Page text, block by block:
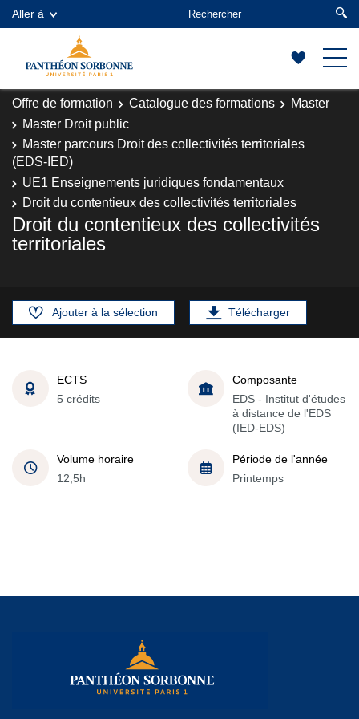
Aller à
Offre de formation Catalogue des formations
Master
Master Droit public
Master parcours Droit des collectivités territoriales
(EDS-IED)
UE1 Enseignements juridiques fondamentaux
Droit du contentieux des collectivités territoriales
Droit du contentieux des collectivités
territoriales
Ajouter à la sélection Télécharger
ECTS
5 crédits
Composante
EDS - Institut d'études
à distance de l'EDS
(IED-EDS)
Volume horaire
12,5h
Période de l'année
Printemps